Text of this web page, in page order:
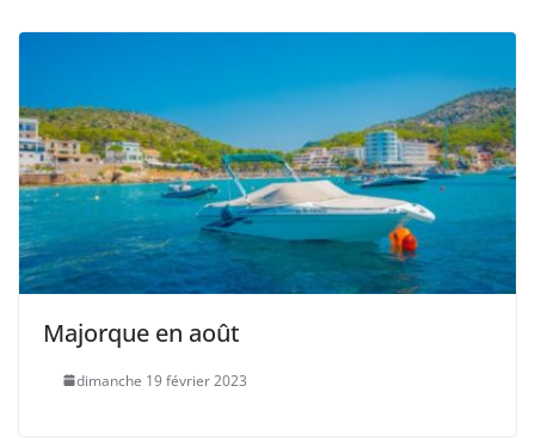
Majorque en août
dimanche 19 février 2023